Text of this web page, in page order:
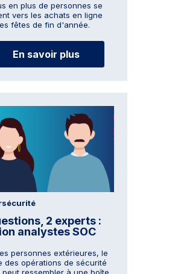
en plus de personnes se
vers les achats en ligne
fêtes de fin d'année.
En savoir plus
2 experts :
analystes SOC
personnes extérieures, le
des opérations de sécurité